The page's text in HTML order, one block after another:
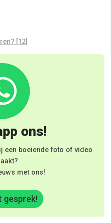
[12]
ons!
een boeiende foto of video
met ons!
gesprek!